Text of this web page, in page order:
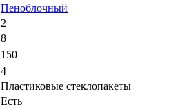
Пеноблочный
2
8
150
4
Пластиковые стеклопакеты
Есть